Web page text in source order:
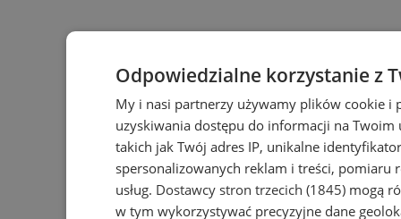
Odpowiedzialne korzystanie z
My i nasi partnerzy używamy plików cookie
uzyskiwania dostępu do informacji na
takich jak Twój adres IP, unikalne
spersonalizowanych reklam i treści, pomiaru
usług. Dostawcy stron trzecich (1845) mogą
w tym wykorzystywać precyzyjne dane